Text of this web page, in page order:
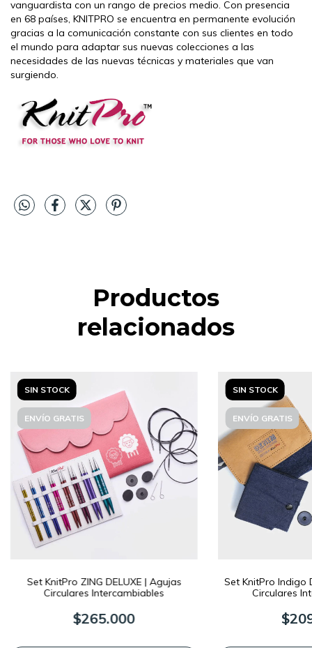
vanguardista con un rango de precios medio. Con presencia
en 68 países, KNITPRO se encuentra en permanente evolución
gracias a la comunicación constante con sus clientes en todo
el mundo para adaptar sus nuevas colecciones a las
necesidades de las nuevas técnicas y materiales que van
surgiendo.
Productos
relacionados
SIN STOCK
ENVÍO GRATIS
Set KnitPro ZING DELUXE | Agujas
Circulares Intercambiables
$265.000
SIN STOCK
ENVÍO GRATIS
Set KnitPro Indigo
Circulares